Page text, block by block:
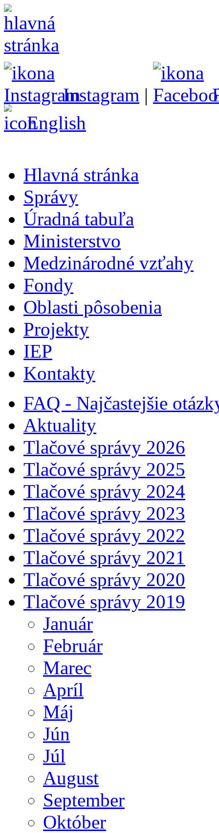
Instagram |
English
Hlavná stránka
Správy
Úradná tabuľa
Ministerstvo
Medzinárodné vzťahy
Fondy
Oblasti pôsobenia
Projekty
IEP
Kontakty
FAQ - Najčastejšie
Aktuality
Tlačové správy 2026
Tlačové správy 2025
Tlačové správy 2024
Tlačové správy 2023
Tlačové správy 2022
Tlačové správy 2021
Tlačové správy 2020
Tlačové správy 2019
Január
Február
Marec
Apríl
Máj
Jún
Júl
August
September
Október